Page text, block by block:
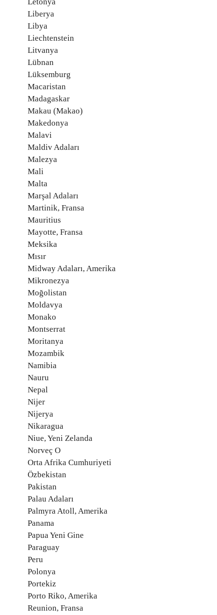
Liberya
Libya
Liechtenstein
Litvanya
Lübnan
Lüksemburg
Macaristan
Madagaskar
Makau (Makao)
Makedonya
Malavi
Maldiv Adaları
Malezya
Mali
Malta
Marşal Adaları
Martinik, Fransa
Mauritius
Mayotte, Fransa
Meksika
Mısır
Midway Adaları, Amerika
Mikronezya
Moğolistan
Moldavya
Monako
Montserrat
Moritanya
Mozambik
Namibia
Nauru
Nepal
Nijer
Nijerya
Nikaragua
Niue, Yeni Zelanda
Norveç O
Orta Afrika Cumhuriyeti
Özbekistan
Pakistan
Palau Adaları
Palmyra Atoll, Amerika
Panama
Papua Yeni Gine
Paraguay
Peru
Polonya
Portekiz
Porto Riko, Amerika
Reunion, Fransa